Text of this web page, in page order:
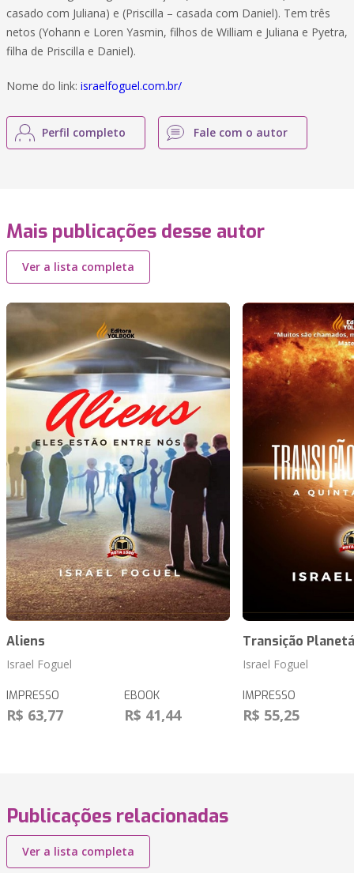
casado com Juliana) e (Priscilla – casada com Daniel). Tem três
netos (Yohann e Loren Yasmin, filhos de William e Juliana e Pyetra,
filha de Priscilla e Daniel).
Nome do link: israelfoguel.com.br/
Perfil completo Fale com o autor
Mais publicações desse autor
Ver a lista completa
Aliens
Israel Foguel
IMPRESSO
R$ 63,77
EBOOK
R$ 41,44
Transição
Israel Foguel
IMPRESSO
R$ 55,25
Publicações relacionadas
Ver a lista completa